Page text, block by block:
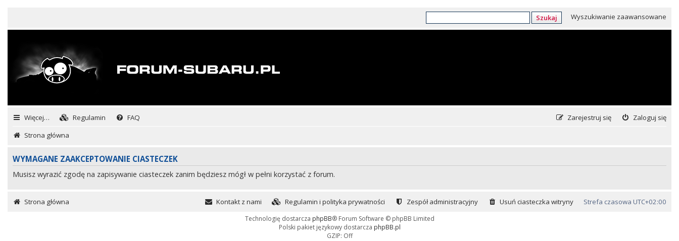
Szukaj Wyszukiwanie zaawansowane
Więcej… Regulamin FAQ Zaloguj się
Zarejestruj się
Strona główna
WYMAGANE ZAAKCEPTOWANIE CIASTECZEK
Musisz wyrazić zgodę na zapisywanie ciasteczek zanim będziesz mógł w pełni korzystać z forum.
Strona główna Strefa czasowa UTC+02:00
Usuń ciasteczka witryny
Zespół administracyjny
Regulamin i polityka prywatności
Kontakt z nami
Technologię dostarcza phpBB® Forum Software © phpBB Limited
Polski pakiet językowy dostarcza phpBB.pl
GZIP: Off